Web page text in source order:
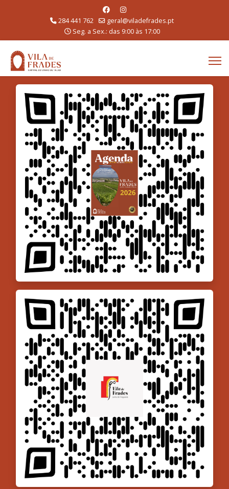
284 441 762
geral@viladefrades.pt
Seg. a Sex.: das 9:00 às 17:00